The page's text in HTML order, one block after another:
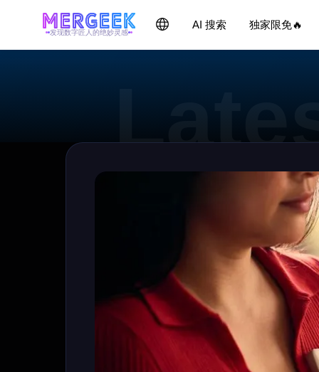
发现数字匠人的绝妙灵感
AI 搜索 独家限免🔥